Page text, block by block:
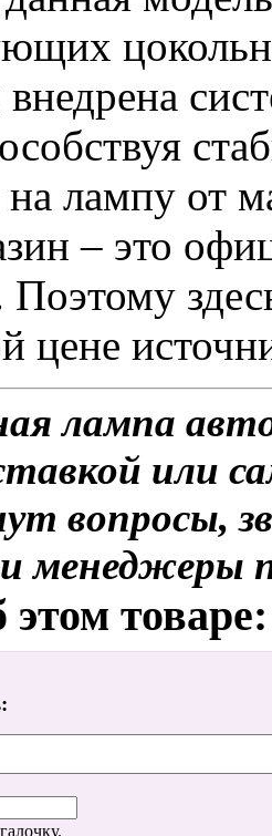
лампу от
– это
Поэтому
цене
лампа
или
вопросы,
менеджеры
товаре: